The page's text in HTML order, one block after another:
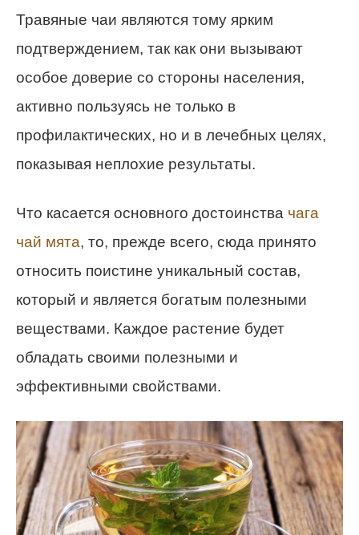
Травяные чаи являются тому ярким
подтверждением, так как они вызывают
особое доверие со стороны населения,
активно пользуясь не только в
профилактических, но и в лечебных целях,
показывая неплохие результаты.
Что касается основного достоинства чага
чай мята, то, прежде всего, сюда принято
относить поистине уникальный состав,
который и является богатым полезными
веществами. Каждое растение будет
обладать своими полезными и
эффективными свойствами.